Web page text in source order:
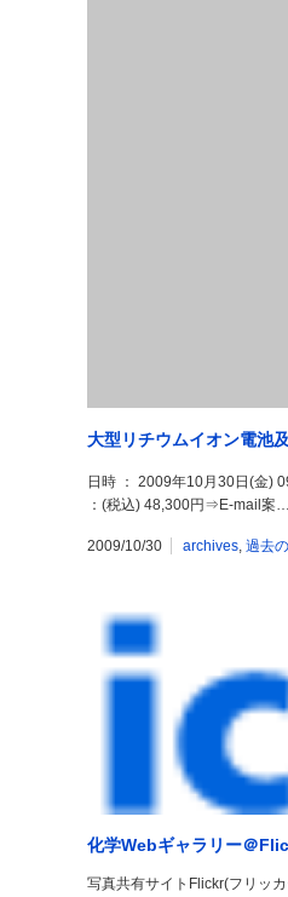
大型リチウムイオン電池
日時 ： 2009年10月30日(金)
：(税込) 48,300円⇒E-mail案…
2009/10/30 archives, 過去
化学Webギャラリー＠
写真共有サイトFlickr(フリッ